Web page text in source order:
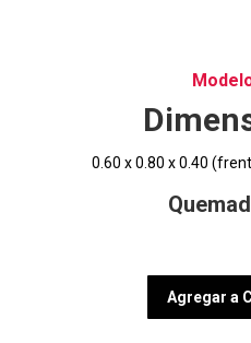
0.60 x 0.80 x 0.40
Agregar a